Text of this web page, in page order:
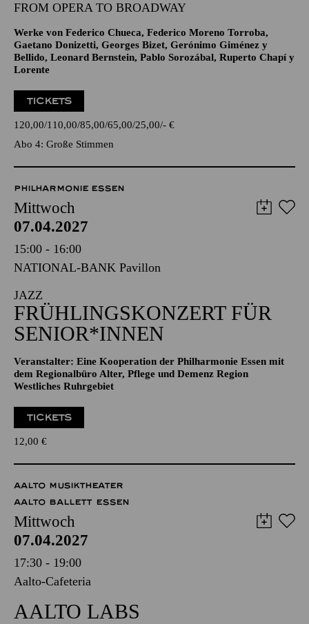
GROSSE STIMMEN · ENTERTAINMENT
JONATHAN TETELMAN
FROM OPERA TO BROADWAY
Werke von Federico Chueca, Federico Moreno Torroba,
Bellido, Leonard Bernstein, Pablo Sorozábal, Ruperto Chapí y
Lorente
TICKETS
120,00 110,00 85,00 65,00 25,00 -€
Abo 4: Große Stimmen
PHILHARMONIE ESSEN
Mittwoch
07.04.2027
15:00 - 16:00
NATIONAL-BANK Pavillon
JAZZ
FRÜHLINGS­KONZERT FÜR
SENIOR*INNEN
dem Regionalbüro Alter, Pflege und Demenz Region
Westliches Ruhrgebiet
12,00€
AALTO MUSIKTHEATER
AALTO BALLETT ESSEN
Mittwoch
07.04.2027
17:30 - 19:00